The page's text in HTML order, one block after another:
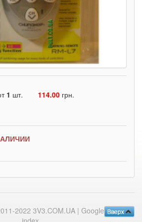
1 шт. 114.00 грн.
Вверх
2022 3V3.COM.UA | Google